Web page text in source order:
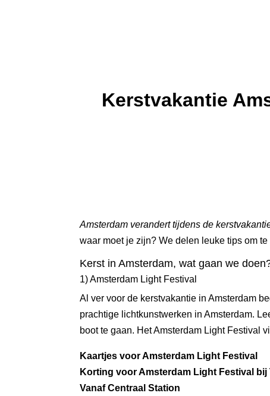
Kerstvakantie
Amsterdam verandert tijdens de
waar moet je zijn? We delen leuke tips om te
Kerst in Amsterdam, wat gaan we
1) Amsterdam Light Festival
Al ver voor de kerstvakantie in Amsterdam
prachtige lichtkunstwerken in Amsterdam.
boot te gaan. Het Amsterdam Light Festival
Kaartjes voor Amsterdam Light Festival
Korting voor Amsterdam Light Festival bij
Vanaf Centraal Station